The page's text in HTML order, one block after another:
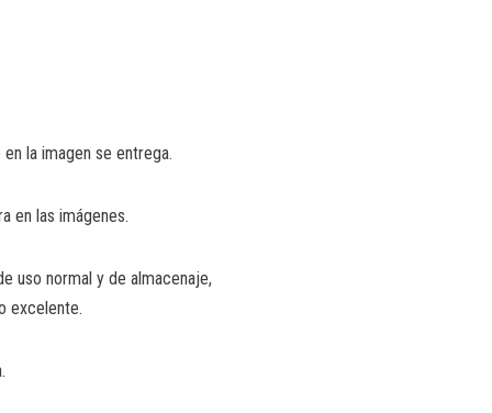
la imagen se entrega.
en las imágenes.
uso normal y de almacenaje,
excelente.